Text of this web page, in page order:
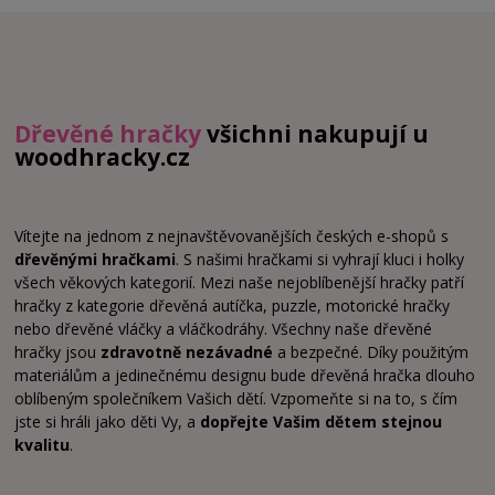
Dřevěné hračkyvšichni nakupují u
woodhracky.cz
Vítejte na jednom z nejnavštěvovanějších českých e-shopů s
dřevěnými hračkami. S našimi hračkami si vyhrají kluci i holky
všech věkových kategorií. Mezi naše nejoblíbenější hračky patří
hračky z kategorie dřevěná autíčka, puzzle, motorické hračky
nebo dřevěné vláčky a vláčkodráhy. Všechny naše dřevěné
hračky jsou zdravotně nezávadné a bezpečné. Díky použitým
materiálům a jedinečnému designu bude dřevěná hračka dlouho
oblíbeným společníkem Vašich dětí. Vzpomeňte si na to, s čím
jste si hráli jako děti Vy, a dopřejte Vašim dětem stejnou
kvalitu.